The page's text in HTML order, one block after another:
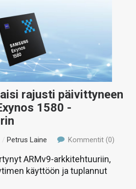
rajusti päivittyneen
1580 -
/Petrus Laine Kommentit (0)
ARMv9-arkkitehtuuriin,
käyttöön ja tuplannut